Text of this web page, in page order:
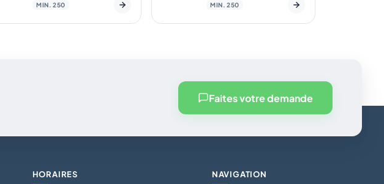
MIN. 250 MIN. 250
Faites votre demande
HORAIRES NAVIGATION